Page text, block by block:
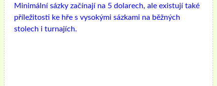
Minimální sázky začínají na 5 dolarech, ale existují také
příležitosti ke hře s vysokými sázkami na běžných
stolech i turnajích.